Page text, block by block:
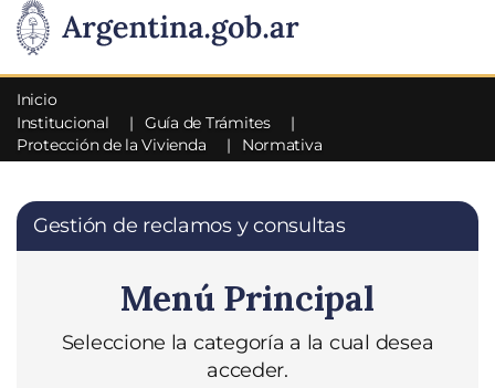
Inicio
Institucional
Guía de Trámites
Protección de la Vivienda
Normativa
Gestión de reclamos y consultas
Menú Principal
Seleccione la categoría a la cual desea
acceder.